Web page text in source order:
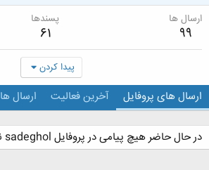
ارسال ها
99
پسندها
61
پیدا کردن
ارسال های پروفایل آخرین فعالیت ارسال ها
در حال حاضر هیچ پیامی در پروفایل sadeghol نیست.